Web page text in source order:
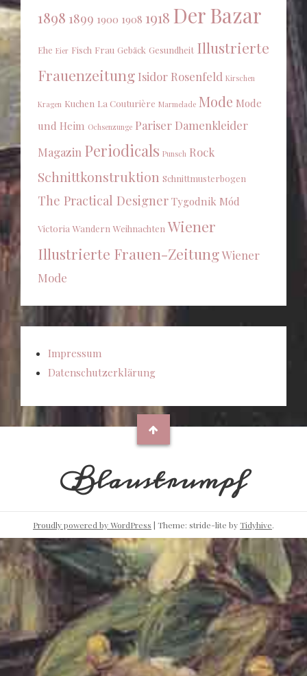
1898 1899 1900 1908 1918 Der Bazar
Ehe Eier Fisch Frau Gebäck Gesundheit Illustrierte
Frauenzeitung Isidor Rosenfeld Kirschen
Kragen Kuchen La Couturière Marmelade Mode Mode
und Heim Ochsenzunge Pariser Damenkleider
Magazin Periodicals Punsch Rock
Schnittkonstruktion Schnittmusterbogen
The Practical Designer Tygodnik Mód
Victoria Wandern Weihnachten Wiener
Illustrierte Frauen-ZeitungWiener
Mode
Impressum
Datenschutzerklärung
Blaustrumpf
Proudly powered by WordPress | Theme: stride-lite byTidyhive.